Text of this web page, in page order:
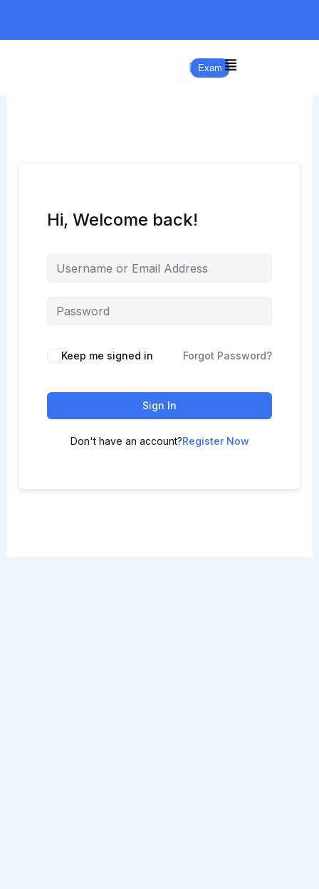
content
Exam
Hi, Welcome back!
Keep me signed in Forgot Password?
Sign In
Don't have an account?Register Now